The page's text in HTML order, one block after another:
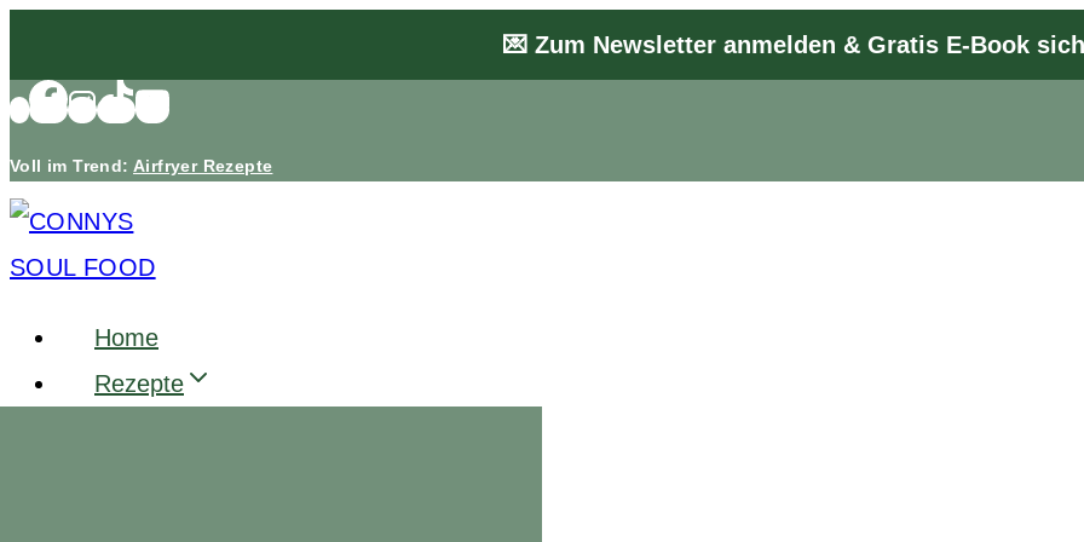
Inhalt
springen
💌 Zum Newsletter anmelden & Gratis E-Book
Voll im Trend: Airfryer Rezepte
Home
Rezepte